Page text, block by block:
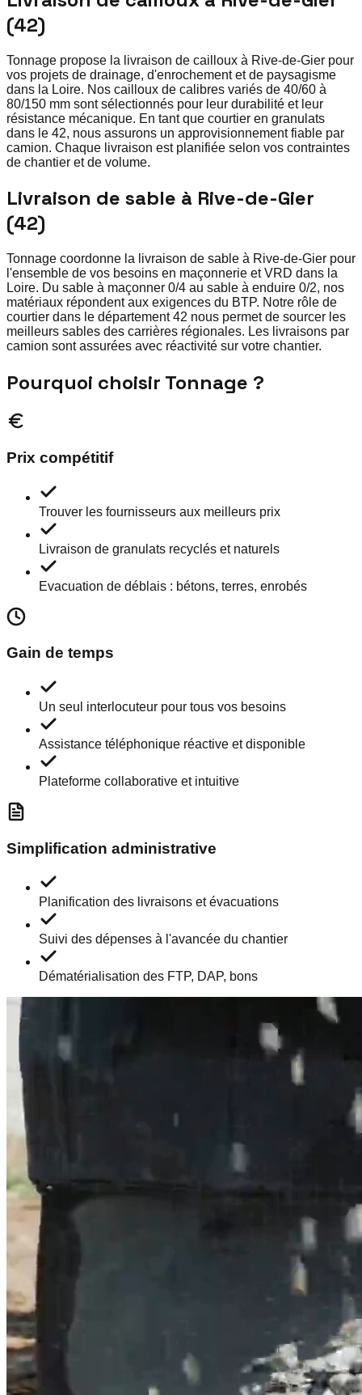
(42)
Tonnage propose la livraison de cailloux à Rive-de-Gier pour
vos projets de drainage, d'enrochement et de paysagisme
dans la Loire. Nos cailloux de calibres variés de 40/60 à
80/150 mm sont sélectionnés pour leur durabilité et leur
résistance mécanique. En tant que courtier en granulats
dans le 42, nous assurons un approvisionnement fiable par
camion. Chaque livraison est planifiée selon vos contraintes
de chantier et de volume.
Livraison de sable à Rive-de-Gier
(42)
Tonnage coordonne la livraison de sable à Rive-de-Gier pour
l'ensemble de vos besoins en maçonnerie et VRD dans la
Loire. Du sable à maçonner 0/4 au sable à enduire 0/2, nos
matériaux répondent aux exigences du BTP. Notre rôle de
courtier dans le département 42 nous permet de sourcer les
meilleurs sables des carrières régionales. Les livraisons par
camion sont assurées avec réactivité sur votre chantier.
Pourquoi choisir Tonnage ?
Prix compétitif
Trouver les fournisseurs aux meilleurs prix
Livraison de granulats recyclés et naturels
Evacuation de déblais : bétons, terres, enrobés
Gain de temps
Un seul interlocuteur pour tous vos besoins
Assistance téléphonique réactive et disponible
Plateforme collaborative et intuitive
Simplification administrative
Planification des livraisons et évacuations
Suivi des dépenses à l'avancée du chantier
Dématérialisation des FTP, DAP, bons